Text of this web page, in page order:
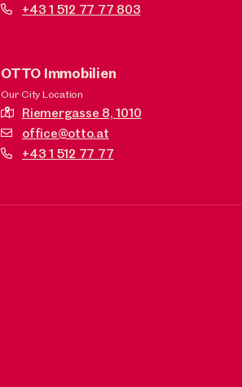
+43 1 512 77 77 803
OTTO Immobilien
Our City Location
Riemergasse 8,1010
office@otto.at
+43 1 512 77 77